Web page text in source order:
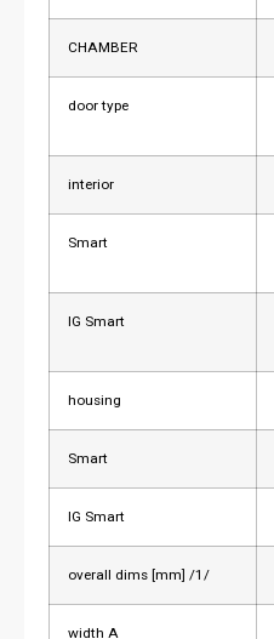
CHAMBER
door type
interior
Smart
IG Smart
housing
Smart
IG Smart
overall dims [mm] /1/
width A